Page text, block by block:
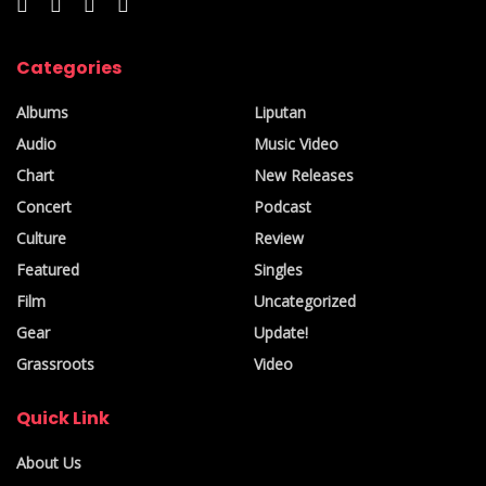
dan di lapangan dibantu para profesional mulai dari musisi,
director, lighting designer, visual designer
lainnya untuk menjadikan Exclusive Show Nicky Astria
sebagai pertunjukan spektakuler yang tak terlupakan,” tutup
Harry.
Categories
Albums
Audio
Chart
Concert
Culture
Featured
Film
Gear
Grassroots
Liputan
Music Video
New Releases
Podcast
Review
Singles
Uncategorized
Update!
Video
Quick Link
About Us